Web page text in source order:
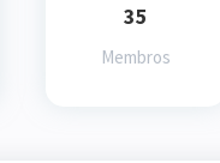
35
Membros